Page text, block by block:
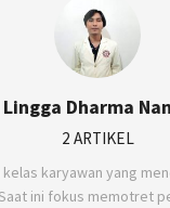
Dharma
2 ARTIKEL
kelas karyawan yang
ini fokus memotret